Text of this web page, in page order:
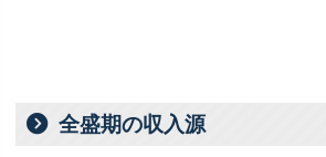
全盛期の収入源